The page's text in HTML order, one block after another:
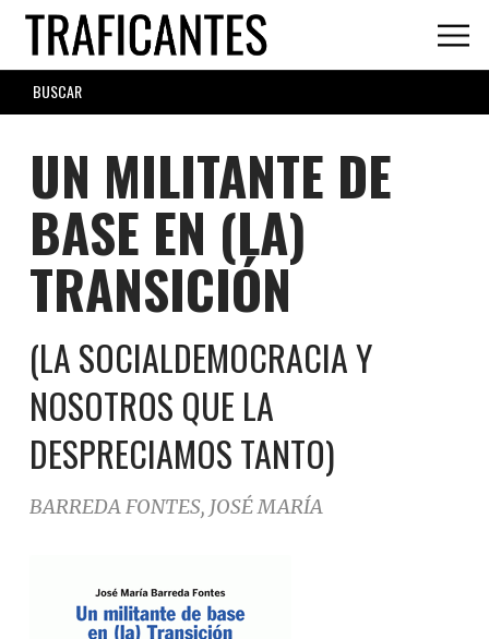
Skip
main
content
SEARCH
FORM
UN MILITANTE DE
BASE EN (LA)
TRANSICIÓN
(LA SOCIALDEMOCRACIA Y
NOSOTROS QUE LA
DESPRECIAMOS TANTO)
BARREDA FONTES, JOSÉ MARÍA